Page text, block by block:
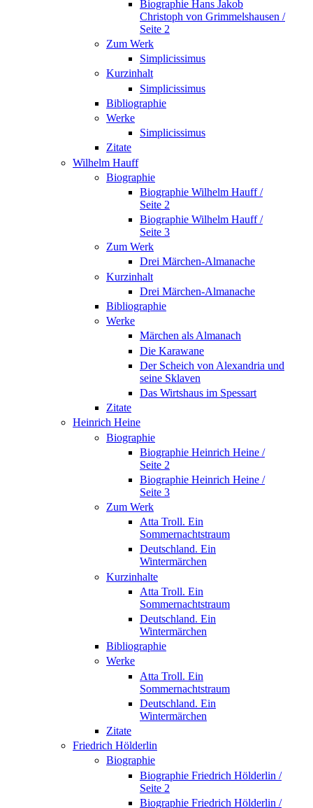
Biographie Hans Jakob
Christoph von Grimmelshausen /
Seite 2
Zum Werk
Simplicissimus
Kurzinhalt
Simplicissimus
Bibliographie
Werke
Simplicissimus
Zitate
Wilhelm Hauff
Biographie
Biographie Wilhelm Hauff /
Seite 2
Biographie Wilhelm Hauff /
Seite 3
Zum Werk
Drei Märchen-Almanache
Kurzinhalt
Drei Märchen-Almanache
Bibliographie
Werke
Märchen als Almanach
Die Karawane
Der Scheich von Alexandria und
seine Sklaven
Das Wirtshaus im Spessart
Zitate
Heinrich Heine
Biographie
Biographie Heinrich Heine /
Seite 2
Biographie Heinrich Heine /
Seite 3
Zum Werk
Atta Troll. Ein
Sommernachtstraum
Deutschland. Ein
Wintermärchen
Kurzinhalte
Atta Troll. Ein
Sommernachtstraum
Deutschland. Ein
Wintermärchen
Bibliographie
Werke
Atta Troll. Ein
Sommernachtstraum
Deutschland. Ein
Wintermärchen
Zitate
Friedrich Hölderlin
Biographie
Biographie Friedrich Hölderlin /
Seite 2
Biographie Friedrich Hölderlin /